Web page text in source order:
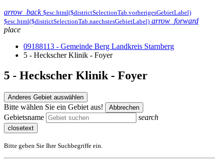
arrow_back $esc.html($districtSelectionTab.vorherigesGebietLabel)
$esc.html($districtSelectionTab.naechstesGebietLabel) arrow_forward
place
09188113 - Gemeinde Berg Landkreis Starnberg
5 - Heckscher Klinik - Foyer
5 - Heckscher Klinik - Foyer
Anderes Gebiet auswählen
Bitte wählen Sie ein Gebiet aus! Abbrechen
Gebietsname search
closetext
Bitte geben Sie Ihre Suchbegriffe ein.